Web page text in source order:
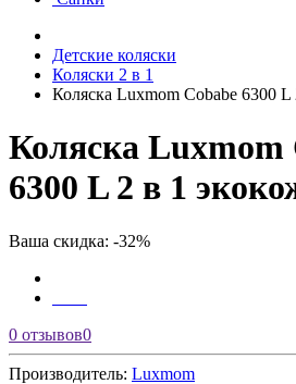
Детские коляски
Коляски 2 в 1
Коляска Luxmom Cobabe 6300 L
Коляска Luxmom
6300 L 2 в 1
Ваша скидка: -32%
0 отзывов0
Производитель: Luxmom